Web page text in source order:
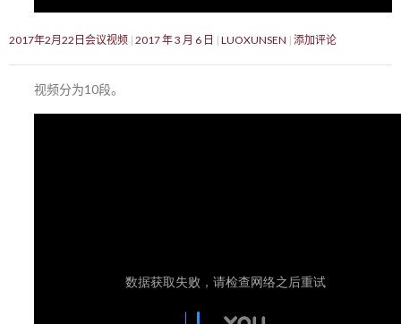
2017年2月22日会议视频 2017 年 3 月 6 日 LUOXUNSEN 添加评论
视频分为10段。